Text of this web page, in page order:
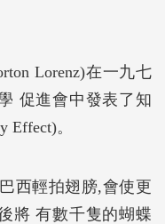
Lorenz)在一九七
促進會中發表了知
Effect)。
西輕拍翅膀,會使更
將 有數千隻的蝴蝶